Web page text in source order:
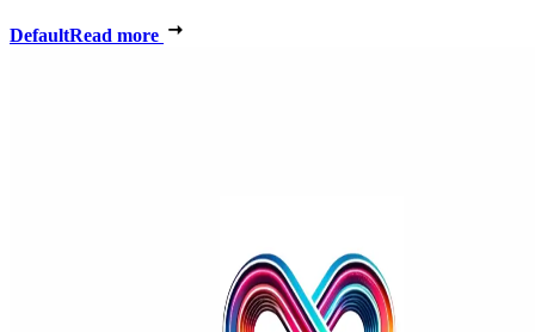
DefaultRead more